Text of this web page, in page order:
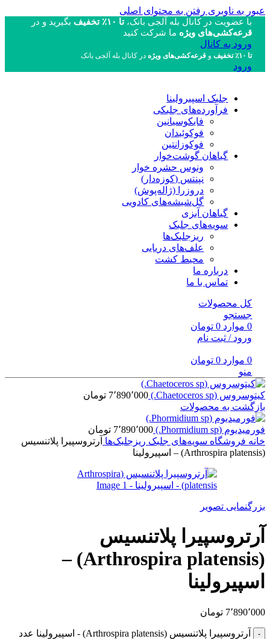
عبور به ناوبری رفتن به محتوای اصلی
با عضویت در کانال بله آلجی بانک، تا ۱۰٪ تخفیف
بگیرید و در
قرعه‌کشی‌های ویژه ما شرکت کنید
ورود به کانال
تا ۱۰٪ تخفیف و قرعه‌کشی‌های ویژهدر کانال بله آلجی بانک
ورود
جلبک اسپیرولینا
فرآورده‌های جلبکی
فایکوسیانین
فوکوئیدان
فوکوزانتین
گیاهان گوشت‌خوار
ونوس حشره خوار
نپنتس (کوزه‌دار)
دروزرا (ژاله‌پوش)
گل‌شیشه‌های کادویی
گیاهان آبزی
سویه‌های جلبک
ریزجلبک‌ها
علف‌های دریایی
محیط کشت
درباره ما
تماس با ما
کل محصولات
جستجو
0 موارد 0 تومان
ورود / ثبت نام
0 موارد 0 تومان
منو
کیتوسروس (Chaetoceros sp.) 7٬890٬000 تومان
بازگشت به محصولات
فورمیدیوم (Phormidium sp.) 7٬890٬000 تومان
خانه فروشگاه سویه‌های جلبک ریزجلبک‌ها آرتروسپیرا پلاتنسیس
(Arthrospira platensis) – اسپیرولینا
بزرگنمایی تصویر
آرتروسپیرا پلاتنسیس
(Arthrospira platensis) –
اسپیرولینا
7٬890٬000 تومان
آرتروسپیرا پلاتنسیس (Arthrospira platensis) - اسپیرولینا عدد